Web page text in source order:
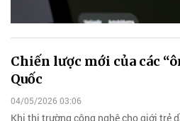
Chiến lược mới của các
Quốc
04/05/2026 03:06
Khi thị trường công nghệ cho giới trẻ